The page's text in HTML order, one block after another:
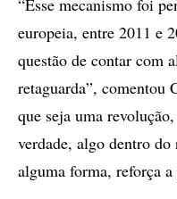
“Esse mecanismo foi
europeia, entre 2011 e
questão de contar com
retaguarda”, comentou
que seja uma
verdade, algo dentro
alguma forma, reforça